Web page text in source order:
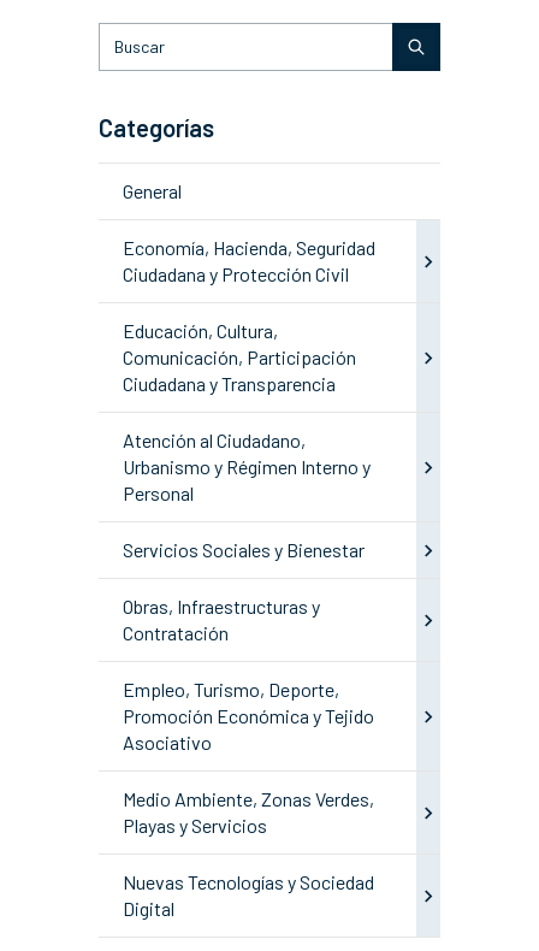
Categorías
General
Economía, Hacienda, Seguridad
Ciudadana y Protección Civil
Educación, Cultura,
Comunicación, Participación
Ciudadana y Transparencia
Atención al Ciudadano,
Urbanismo y Régimen Interno y
Personal
Servicios Sociales y Bienestar
Obras, Infraestructuras y
Contratación
Empleo, Turismo, Deporte,
Promoción Económica y Tejido
Asociativo
Medio Ambiente, Zonas Verdes,
Playas y Servicios
Nuevas Tecnologías y Sociedad
Digital